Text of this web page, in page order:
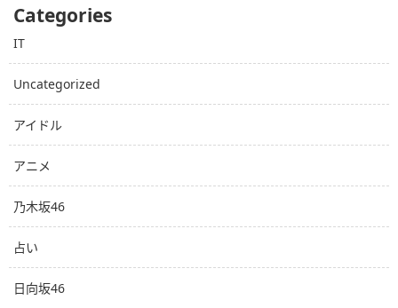
Categories
IT
Uncategorized
アイドル
アニメ
乃木坂46
占い
日向坂46